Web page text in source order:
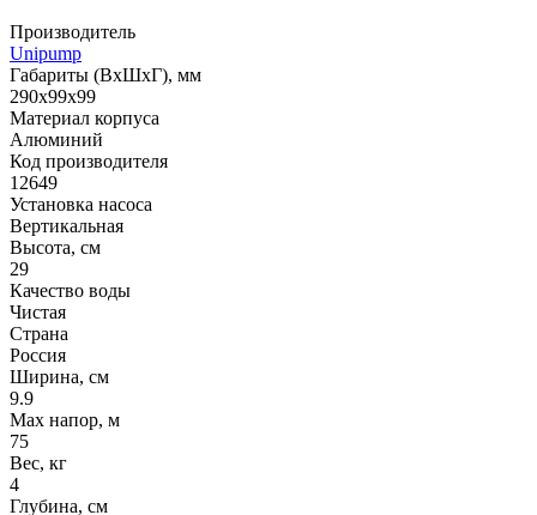
Производитель
Unipump
Габариты (ВхШхГ), мм
290х99х99
Материал корпуса
Алюминий
Код производителя
12649
Установка насоса
Вертикальная
Высота, см
29
Качество воды
Чистая
Страна
Россия
Ширина, см
9.9
Max напор, м
75
Вес, кг
4
Глубина, см